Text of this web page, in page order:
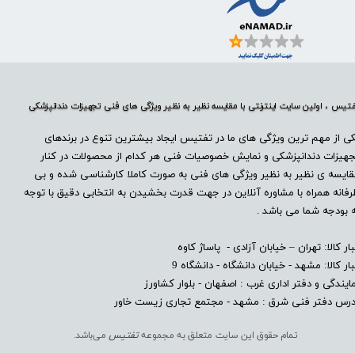
، اولین سایت اینترنتی با مقایسه نظیر به نظیر ویژگی های فنی تجهیزات دندانپزشکی
از مهم ترین ویژگی های ما در تفتیس ایجاد بیشترین تنوع در برندهای
دندانپزشکی و نمایش خصوصیات فنی هر کدام از محصولات در کنار
ی نظیر به نظیر ویژگی های فنی به صورت کاملا کارشناسی شده و بی
همراه با مشاوره آنلاین در جهت قدرت بخشیدن به انتخابی دقیق با توجه
بودجه شما می باشد .
کالا: تهران – خیابان آزادی - پاساژ کاوه
کالا: مشهد - خیابان دانشگاه - دانشگاه 9
و دفتر اداری غرب : اصفهان - بلوار کشاورز​​​​​​​
دفتر فنی شرق : مشهد - مجتمع تجاری زیست خاور
تمام حقوق این سایت متعلق به مجموعهتفتیسمی‌باشد.